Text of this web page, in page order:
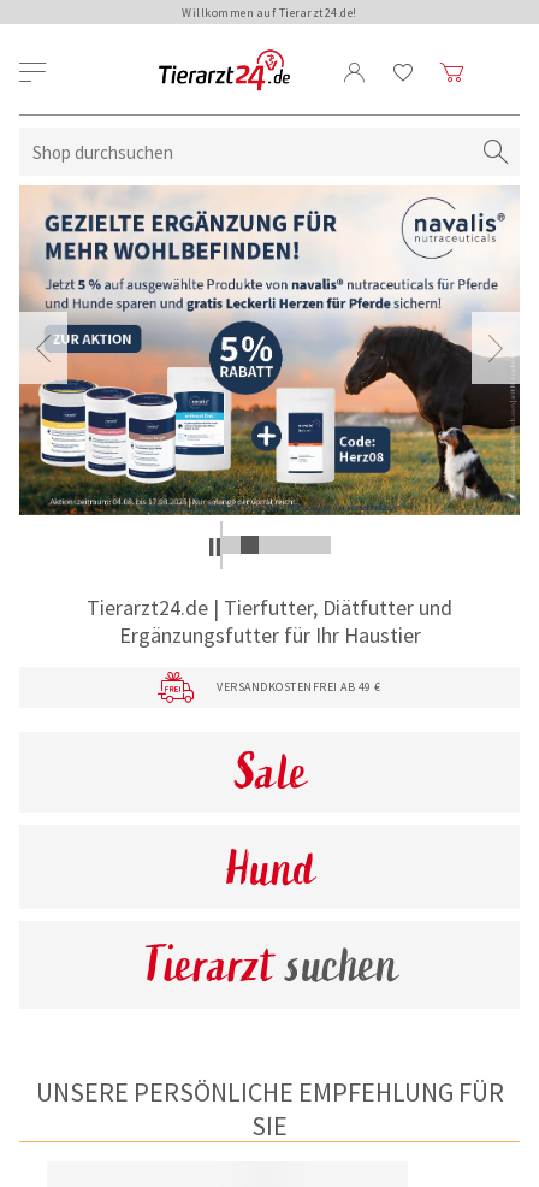
Willkommen auf Tierarzt24.de!
Tierarzt24.de | Tierfutter, Diätfutter und
Ergänzungsfutter für Ihr Haustier
VERSANDKOSTENFREI AB 49 €
Sale
Hund
Tierarztsuchen
UNSERE PERSÖNLICHE EMPFEHLUNG FÜR
SIE